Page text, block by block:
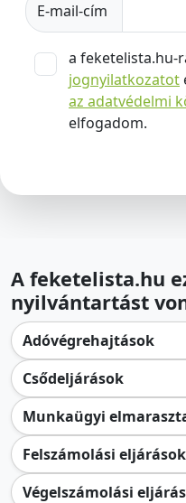
E-mail-cím
a feketelista.hu-
jognyilatkozatot
az adatvédelmi
elfogadom.
A feketelista.hu
nyilvántartást
Adóvégrehajtások
Csődeljárások
Munkaügyi
Felszámolási eljárások
Végelszámolási